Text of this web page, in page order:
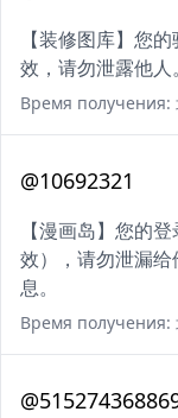
【装修图库】您
效，请勿泄露他人。
Время получения:
@10692321
【漫画岛】您的
效），请勿泄漏
息。
Время получения: